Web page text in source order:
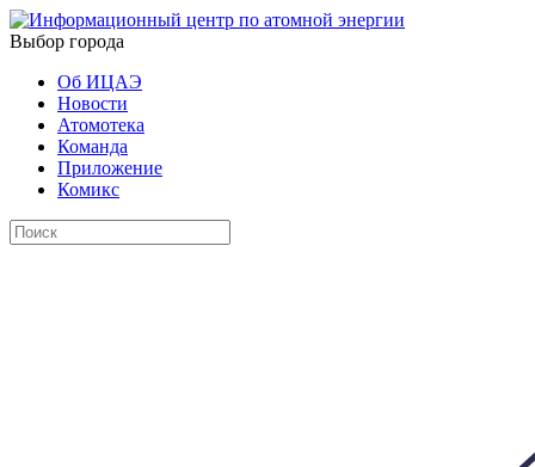
Выбор города
Об ИЦАЭ
Новости
Атомотека
Команда
Приложение
Комикс